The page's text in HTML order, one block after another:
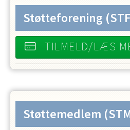
Støtteforening
TILMELD/LÆS
Støttemedlem